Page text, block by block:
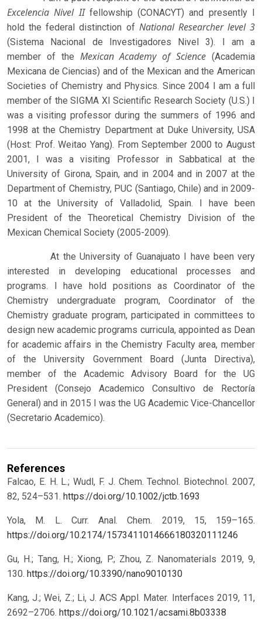
Excelencia Nivel IIfellowship (CONACYT) and presently I
hold the federal distinction of National Researcher level 3
(Sistema Nacional de Investigadores Nivel 3). I am a
member of the Mexican Academy of Science (Academia
Mexicana de Ciencias) and of the Mexican and the American
Societies of Chemistry and Physics. Since 2004 I am a full
member of the SIGMA XI Scientific Research Society (U.S.) I
was a visiting professor during the summers of 1996 and
1998 at the Chemistry Department at Duke University, USA
(Host: Prof. Weitao Yang). From September 2000 to August
2001, I was a visiting Professor in Sabbatical at the
University of Girona, Spain, and in 2004 and in 2007 at the
Department of Chemistry, PUC (Santiago, Chile) and in 2009-
10 at the University of Valladolid, Spain. I have been
President of the Theoretical Chemistry Division of the
Mexican Chemical Society (2005-2009).
At the University of Guanajuato I have been very
interested in developing educational processes and
programs. I have hold positions as Coordinator of the
Chemistry undergraduate program, Coordinator of the
Chemistry graduate program, participated in committees to
design new academic programs curricula, appointed as Dean
for academic affairs in the Chemistry Faculty area, member
of the University Government Board (Junta Directiva),
member of the Academic Advisory Board for the UG
President (Consejo Academico Consultivo de Rectoría
General) and in 2015 I was the UG Academic Vice-Chancellor
(Secretario Academico).
References
Falcao, E. H. L.; Wudl, F. J. Chem. Technol. Biotechnol. 2007,
82, 524–531. https://doi.org/10.1002/jctb.1693
Yola, M. L. Curr. Anal. Chem. 2019, 15, 159–165.
https://doi.org/10.2174/1573411014666180320111246
Gu, H.; Tang, H.; Xiong, P.; Zhou, Z. Nanomaterials 2019, 9,
130. https://doi.org/10.3390/nano9010130
Kang, J.; Wei, Z.; Li, J. ACS Appl. Mater. Interfaces 2019, 11,
2692–2706. https://doi.org/10.1021/acsami.8b03338